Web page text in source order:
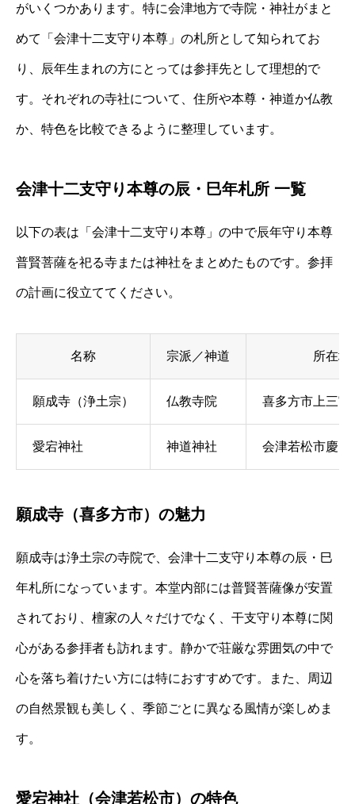
がいくつかあります。特に会津地方で寺院・神社がまと
めて「会津十二支守り本尊」の札所として知られてお
り、辰年生まれの方にとっては参拝先として理想的で
す。それぞれの寺社について、住所や本尊・神道か仏教
か、特色を比較できるように整理しています。
会津十二支守り本尊の辰・巳年札所 一覧
以下の表は「会津十二支守り本尊」の中で辰年守り本尊
普賢菩薩を祀る寺または神社をまとめたものです。参拝
の計画に役立ててください。
名称 宗派／神道 所在地
願成寺（浄土宗） 仏教寺院 喜多方市上三宮
愛宕神社 神道神社 会津若松市慶山
願成寺（喜多方市）の魅力
願成寺は浄土宗の寺院で、会津十二支守り本尊の辰・巳
年札所になっています。本堂内部には普賢菩薩像が安置
されており、檀家の人々だけでなく、干支守り本尊に関
心がある参拝者も訪れます。静かで荘厳な雰囲気の中で
心を落ち着けたい方には特におすすめです。また、周辺
の自然景観も美しく、季節ごとに異なる風情が楽しめま
す。
愛宕神社（会津若松市）の特色